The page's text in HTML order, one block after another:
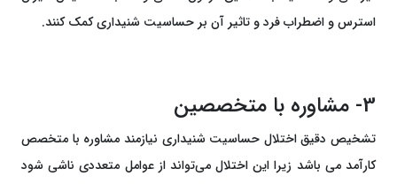
استرس و اضطراب فرد و تاثیر آن بر حساسیت شنیداری کمک کنند.
3- مشاوره با متخصصین
تشخیص دقیق اختلال حساسیت شنیداری نیازمند مشاوره با متخصص
کارآمد می باشد زیرا این اختلال می‌تواند از عوامل متعددی ناشی شود